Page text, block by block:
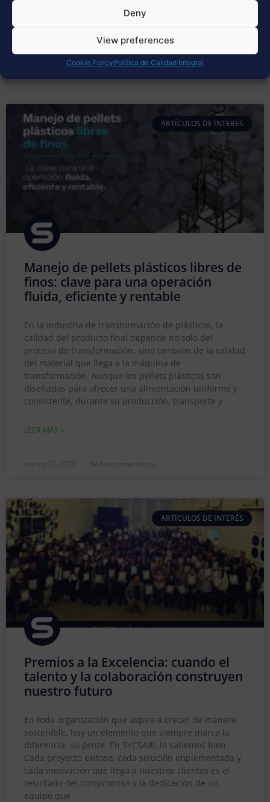
Deny
View preferences
Cookie PolicyPolítica de Calidad Integral
marzo 31, 2026 No hay comentarios
ARTÍCULOS DE INTERÉS
Manejo de pellets plásticos libres de
finos: clave para una operación
fluida, eficiente y rentable
En la industria de transformación de plásticos, la
calidad del producto final depende no solo del
proceso de transformación, sino también de la calidad
del material que llega a la máquina de
transformación. Aunque los pellets plásticos son
diseñados para ofrecer una alimentación uniforme y
consistente, durante su producción, transporte y
LEER MÁS »
marzo 20, 2026 No hay comentarios
ARTÍCULOS DE INTERÉS
Premios a la Excelencia: cuando el
talento y la colaboración construyen
nuestro futuro
En toda organización que aspira a crecer de manera
sostenible, hay un elemento que siempre marca la
diferencia: su gente. En SYCSA®, lo sabemos bien.
Cada proyecto exitoso, cada solución implementada y
cada innovación que llega a nuestros clientes es el
resultado del compromiso y la dedicación de un
equipo que